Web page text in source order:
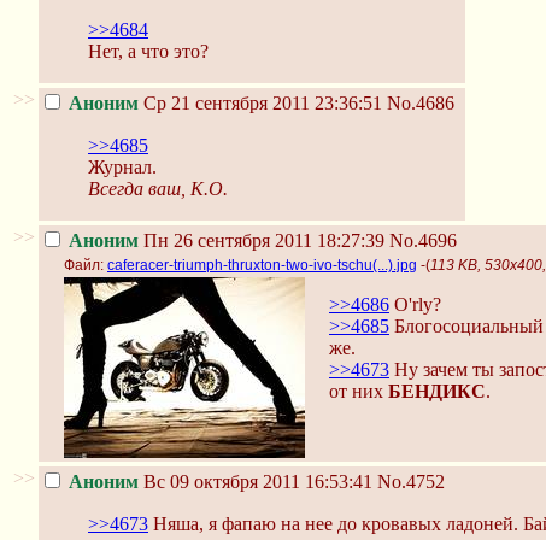
>>4684
Нет, а что это?
>> Аноним Ср 21 сентября 2011 23:36:51 No.4686
>>4685
Журнал.
Всегда ваш, К.О.
>> Аноним Пн 26 сентября 2011 18:27:39 No.4696
Файл: caferacer-triumph-thruxton-two-ivo-tschu(...).jpg -(113 KB,
>>4686 O'rly?
>>4685 Блогосоциальный
же.
>>4673 Ну зачем ты
от них БЕНДИКС.
>> Аноним Вс 09 октября 2011 16:53:41 No.4752
>>4673 Няша, я фапаю на нее до кровавых ладоней.